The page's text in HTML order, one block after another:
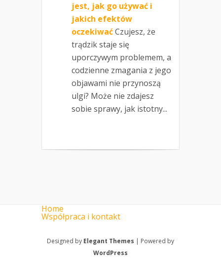
jest, jak go używać i
jakich efektów
oczekiwaćCzujesz, że
trądzik staje się
uporczywym problemem, a
codzienne zmagania z jego
objawami nie przynoszą
ulgi? Może nie zdajesz
sobie sprawy, jak istotny...
Home
Współpraca i kontakt
Designed by Elegant Themes | Powered by
WordPress